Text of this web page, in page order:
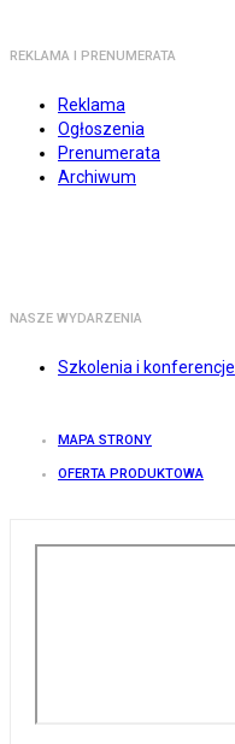
REKLAMA I PRENUMERATA
Reklama
Ogłoszenia
Prenumerata
Archiwum
NASZE WYDARZENIA
Szkolenia i konferencje
MAPA STRONY
OFERTA PRODUKTOWA